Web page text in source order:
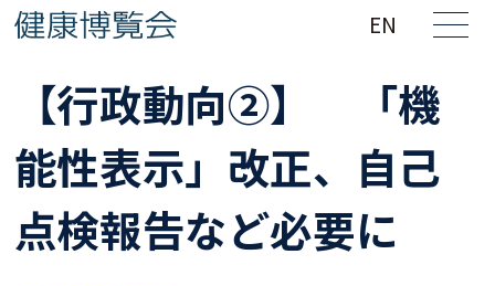
EN
【行政動向②】 「機
能性表示」改正、自己
点検報告など必要に